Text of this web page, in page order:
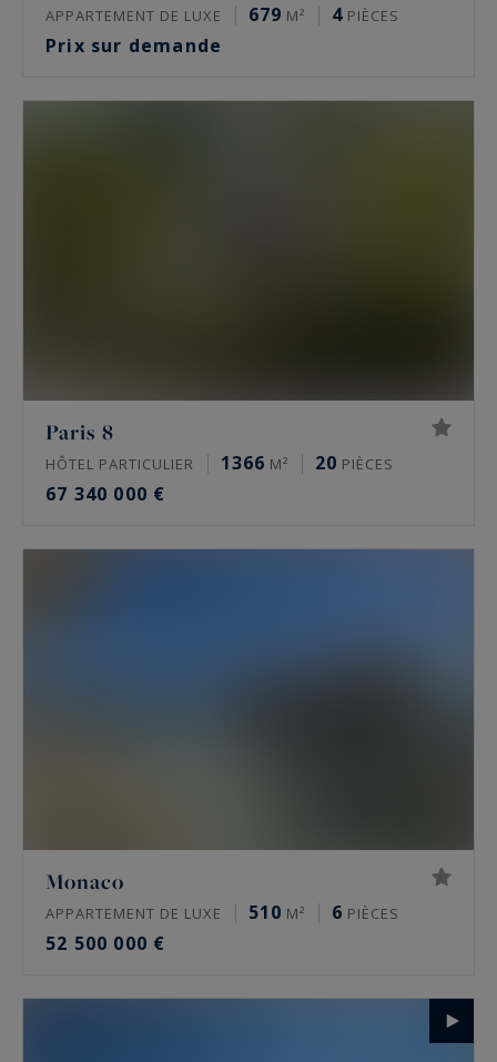
APPARTEMENT DE LUXE 679 M² 4 PIÈCES
Prix sur demande
Paris 8
HÔTEL PARTICULIER 1366 M² 20 PIÈCES
67 340 000 €
Monaco
APPARTEMENT DE LUXE 510 M² 6 PIÈCES
52 500 000 €